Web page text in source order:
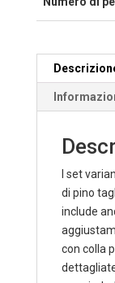
I set
di pino
include
con colla